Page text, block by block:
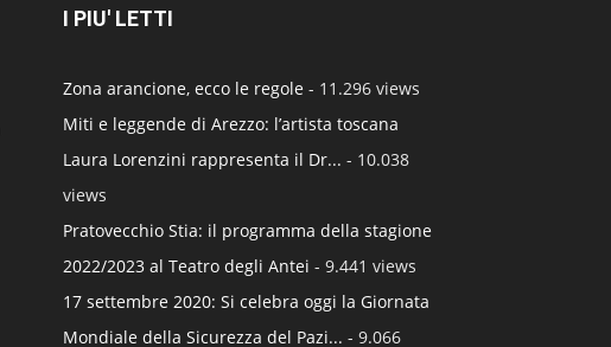
I PIU' LETTI
Zona arancione, ecco le regole - 11.296 views
Miti e leggende di Arezzo: l’artista toscana
Laura Lorenzini rappresenta il Dr... - 10.038
views
Pratovecchio Stia: il programma della stagione
2022/2023 al Teatro degli Antei - 9.441 views
17 settembre 2020: Si celebra oggi la Giornata
Mondiale della Sicurezza del Pazi... - 9.066